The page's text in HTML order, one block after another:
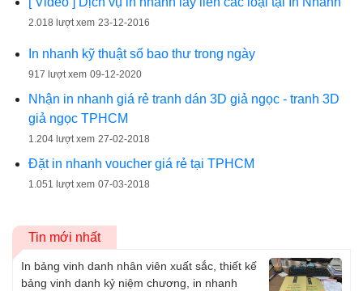
2.018 lượt xem 23-12-2016
In nhanh kỹ thuật số bao thư trong ngày
917 lượt xem 09-12-2020
Nhận in nhanh giá rẻ tranh dán 3D giả ngọc - tranh 3D
giả ngọc TPHCM
1.204 lượt xem 27-02-2018
Đặt in nhanh voucher giá rẻ tại TPHCM
1.051 lượt xem 07-03-2018
Tin mới nhất
In bảng vinh danh nhân viên xuất sắc, thiết kế
bảng vinh danh kỷ niệm chương, in nhanh